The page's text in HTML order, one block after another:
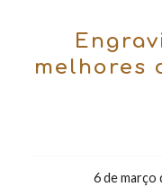
melhores
6 de março/